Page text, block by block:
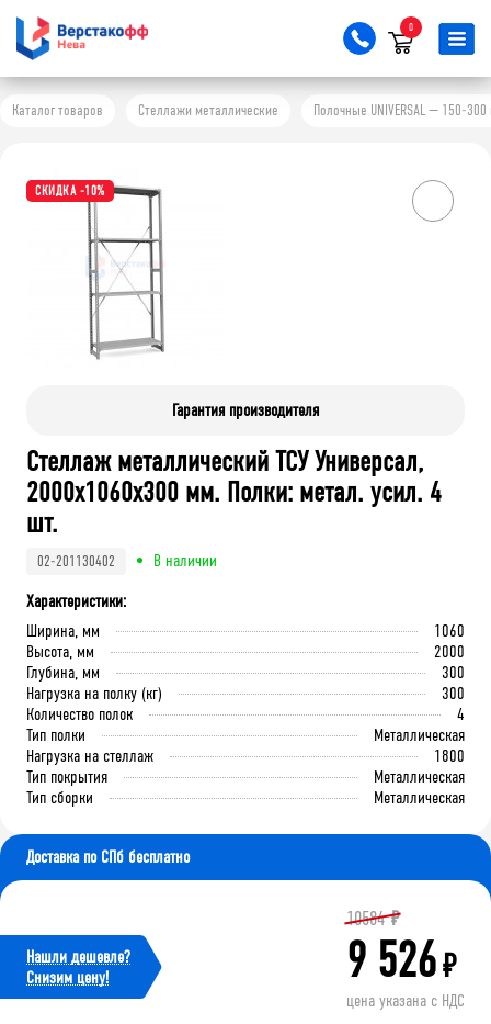
0
Каталог товаров Стеллажи металлические Полочные UNIVERSAL — 150-300
СКИДКА -10%
Гарантия производителя
Стеллаж металлический ТСУ Универсал,
2000x1060x300 мм. Полки: метал. усил. 4
шт.
02-201130402
В наличии
Характеристики:
Ширина, мм
1060
Высота, мм
2000
Глубина, мм
300
Нагрузка на полку (кг)
300
Количество полок
4
Тип полки
Металлическая
Нагрузка на стеллаж
1800
Тип покрытия
Металлическая
Тип сборки
Металлическая
Доставка по СПб бесплатно
Нашли дешевле?
Cнизим цену!
10584 ₽
9 526₽
цена указана с НДС